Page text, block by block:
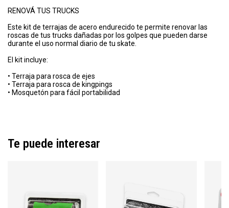
RENOVÁ TUS TRUCKS
Este kit de terrajas de acero endurecido te permite renovar las
roscas de tus trucks dañadas por los golpes que pueden darse
durante el uso normal diario de tu skate.
El kit incluye:
• Terraja para rosca de ejes
• Terraja para rosca de kingpings
• Mosquetón para fácil portabilidad
Te puede interesar